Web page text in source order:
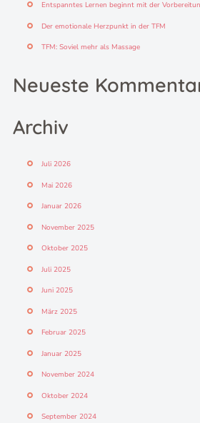
Entspanntes Lernen beginnt mit der
Der emotionale Herzpunkt in der TFM
TFM: Soviel mehr als Massage
Neueste
Archiv
Juli 2026
Mai 2026
Januar 2026
November 2025
Oktober 2025
Juli 2025
Juni 2025
März 2025
Februar 2025
Januar 2025
November 2024
Oktober 2024
September 2024